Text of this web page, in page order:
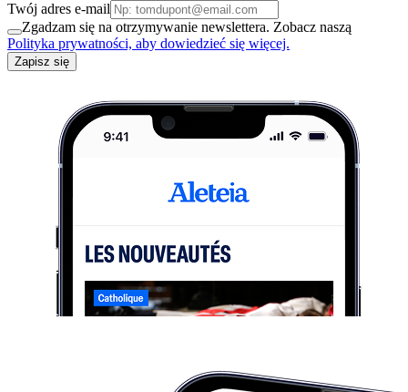
Twój adres e-mail
Zgadzam się na otrzymywanie newslettera. Zobacz naszą
Polityka prywatności, aby dowiedzieć się więcej.
Zapisz się